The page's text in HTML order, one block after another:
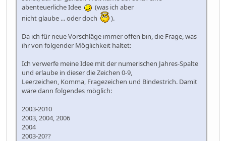
abenteuerliche Idee
(was ich aber
nicht glaube ... oder doch
).
Da ich für neue Vorschläge immer offen bin, die Frage, was
ihr von folgender Möglichkeit haltet:
Ich verwerfe meine Idee mit der numerischen Jahres-Spalte
und erlaube in dieser die Zeichen 0-9,
Leerzeichen, Komma, Fragezeichen und Bindestrich. Damit
wäre dann folgendes möglich:
2003-2010
2003, 2004, 2006
2004
2003-20??